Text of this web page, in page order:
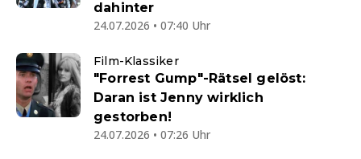
dahinter
24.07.2026 • 07:40 Uhr
Film-Klassiker
"Forrest Gump"-Rätsel gelöst:
Daran ist Jenny wirklich
gestorben!
24.07.2026 • 07:26 Uhr